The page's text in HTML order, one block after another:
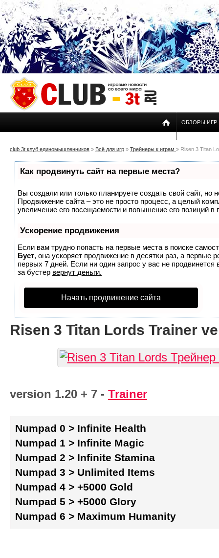
ОБЗОРЫ ИГР
club 3t клуб единомышленников » Всё для игр » Трейнеры к играм » Risen 3 Titan
Как продвинуть сайт на первые места?
Вы создали или только планируете создать свой сайт, но
Продвижение сайта – это не просто процесс, а целый
увеличение его посещаемости и повышение его позиций в
Ускорение продвижения
Если вам трудно попасть на первые места в поиске
Буст, она ускоряет продвижение в десятки раз, а первые
первых 7 дней. Если ни один запрос у вас не продвинется
за бустер вернут деньги.
Начать продвижение сайта
Risen 3 Titan Lords Trainer
version 1.20 + 7 - Trainer
Numpad 0 > Infinite Health
Numpad 1 > Infinite Magic
Numpad 2 > Infinite Stamina
Numpad 3 > Unlimited Items
Numpad 4 > +5000 Gold
Numpad 5 > +5000 Glory
Numpad 6 > Maximum Humanity